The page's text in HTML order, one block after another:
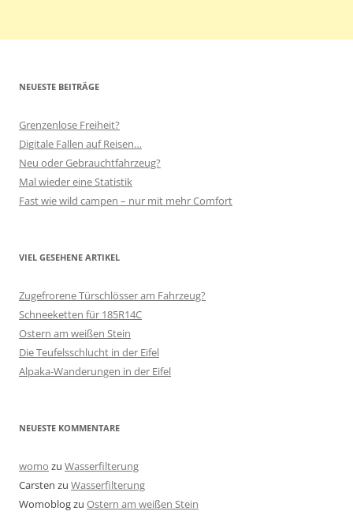
NEUESTE BEITRÄGE
Grenzenlose Freiheit?
Digitale Fallen auf Reisen…
Neu oder Gebrauchtfahrzeug?
Mal wieder eine Statistik
Fast wie wild campen – nur mit mehr Comfort
VIEL GESEHENE ARTIKEL
Zugefrorene Türschlösser am Fahrzeug?
Schneeketten für 185R14C
Ostern am weißen Stein
Die Teufelsschlucht in der Eifel
Alpaka-Wanderungen in der Eifel
NEUESTE KOMMENTARE
womo zu Wasserfilterung
Carsten zu Wasserfilterung
Womoblogzu Ostern am weißen Stein